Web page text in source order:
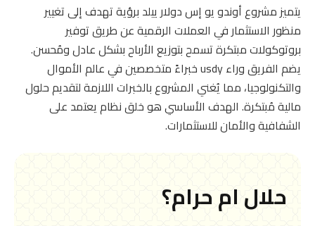
يتميز مشروع أوندو يو إس دولار ييلد برؤية تهدف إلى تغيير
منظور الاستثمار في العملات الرقمية عن طريق توفير
بروتوكولات مبتكرة تسمح بتوزيع الأرباح بشكل عادل ومُحسن.
يضم الفريق وراء usdy خبراءً متخصصين في عالم الأموال
والتكنولوجيا، مما يُغني المشروع بالخبرات اللازمة لتقديم حلول
مالية مُبتكرة. الهدف الأساسي هو خلق نظام يعتمد على
الشفافية والأمان للاستثمارات.
حلال ام حرام؟